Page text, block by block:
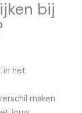
bij
in het
maken